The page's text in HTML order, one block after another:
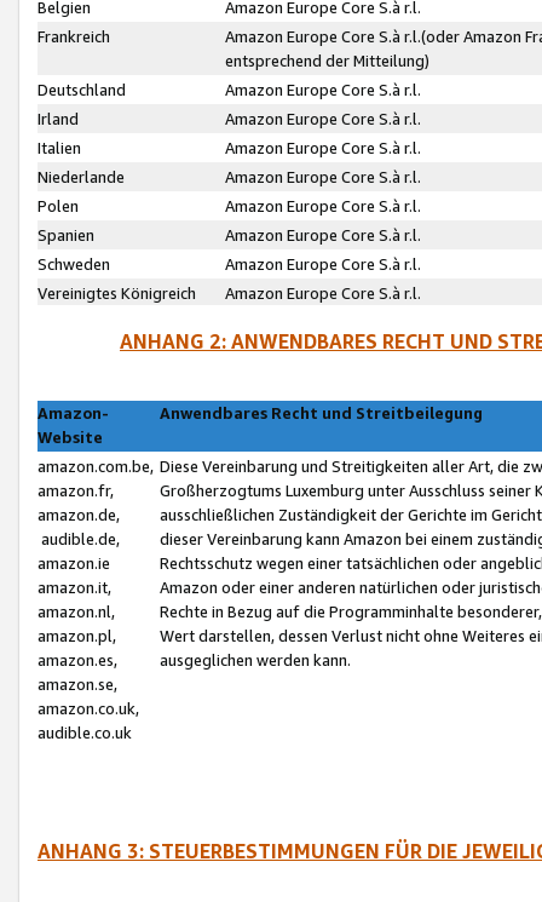
Belgien
Amazon Europe Core S.à r.l.
Frankreich
Amazon Europe Core S.à r.l.(oder Amazon
entsprechend der Mitteilung)
Deutschland
Amazon Europe Core S.à r.l.
Irland
Amazon Europe Core S.à r.l.
Italien
Amazon Europe Core S.à r.l.
Niederlande
Amazon Europe Core S.à r.l.
Polen
Amazon Europe Core S.à r.l.
Spanien
Amazon Europe Core S.à r.l.
Schweden
Amazon Europe Core S.à r.l.
Vereinigtes Königreich
Amazon Europe Core S.à r.l.
ANHANG 2: ANWENDBARES RECHT UND
Amazon-
Website
Anwendbares Recht und Streitbeilegung
amazon.com.be,
amazon.fr,
amazon.de,
audible.de,
amazon.ie
amazon.it,
amazon.nl,
amazon.pl,
amazon.es,
amazon.se,
amazon.co.uk,
audible.co.uk
Diese Vereinbarung und Streitigkeiten aller Art, die
Großherzogtums Luxemburg unter Ausschluss
ausschließlichen Zuständigkeit der Gerichte im
dieser Vereinbarung kann Amazon bei einem
Rechtsschutz wegen einer tatsächlichen oder
Amazon oder einer anderen natürlichen oder
Rechte in Bezug auf die Programminhalte
Wert darstellen, dessen Verlust nicht ohne Weiteres
ausgeglichen werden kann.
ANHANG 3: STEUERBESTIMMUNGEN FÜR DIE